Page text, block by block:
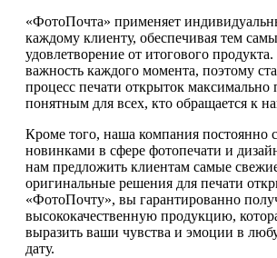
«ФотоПочта» применяет
каждому клиенту, обеспечивая тем
удовлетворение от итогового
важность каждого момента, поэтому
процесс печати открыток максимально
понятным для всех, кто обращается к
Кроме того, наша компания постоянно
новинками в сфере фотопечати и
нам предложить клиентам самые
оригинальные решения для печати
«ФотоПочту», вы гарантированно
высококачественную продукцию,
выразить ваши чувства и эмоции в
дату.